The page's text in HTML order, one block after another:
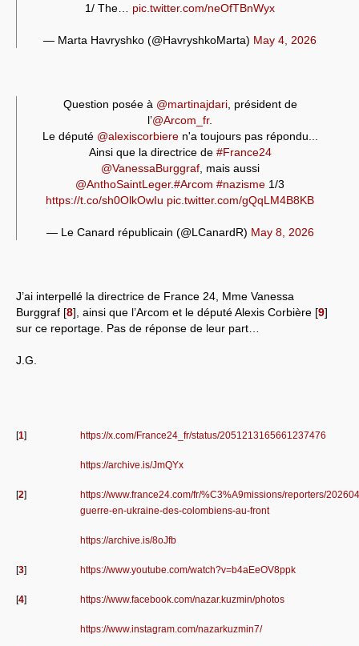
1/ The… pic.twitter.com/neOfTBnWyx
— Marta Havryshko (@HavryshkoMarta) May 4, 2026
Question posée à @martinajdari, président de
l’@Arcom_fr.
Le député @alexiscorbieren'a toujours pas répondu...
Ainsi que la directrice de #France24
@VanessaBurggraf, mais aussi
@AnthoSaintLeger.#Arcom #nazisme 1/3
https://t.co/sh0OlkOwIu pic.twitter.com/gQqLM4B8KB
— Le Canard républicain (@LCanardR) May 8, 2026
J’ai interpellé la directrice de France 24, Mme Vanessa
Burggraf [8] , ainsi que l’Arcom et le député Alexis Corbière [9]
sur ce reportage. Pas de réponse de leur part…
J.G.
[1] https://x.com/France24_fr/status/2051213165661237476
https://archive.is/JmQYx
[2]
https://www.france24.com/fr/%C3%A9missions/reporters/
guerre-en-ukraine-des-colombiens-au-front
https://archive.is/8oJfb
[3] https://www.youtube.com/watch?v=b4aEeOV8ppk
[4] https://www.facebook.com/nazar.kuzmin/photos
https://www.instagram.com/nazarkuzmin7/